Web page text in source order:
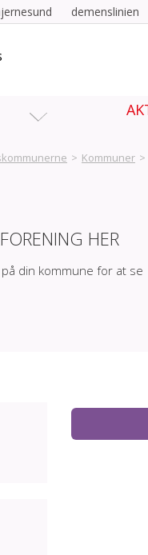
demenslinien
> Kommuner >
HER
din kommune for at se